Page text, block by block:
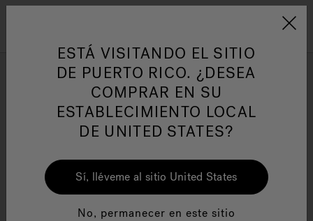
Jacuzzi&reg; Latin
Responsabilidad Social
HIDROMASAJE
Buscar Resultados
We are sorry, but no results were found for:
ESTÁ VISITANDO EL SITIO
DE PUERTO RICO. ¿DESEA
COMPRAR EN SU
ESTABLECIMIENTO LOCAL
DE UNITED STATES?
Sí, lléveme al sitio United States
No, permanecer en este sitio